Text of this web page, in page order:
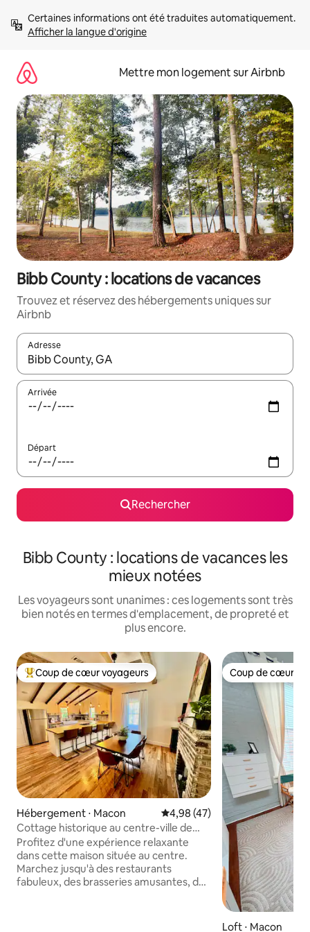
directement
Afficher la langue d'origine
Mettre mon logement sur Airbnb
Bibb County : locations de vacances
Trouvez et réservez des hébergements uniques sur
Airbnb
Adresse
Lorsque les résultats s'affichent, utilisez les flèches vers le
Arrivée
Départ
Rechercher
Bibb County : locations de vacances les
mieux notées
Les voyageurs sont unanimes : ces logements sont très
bien notés en termes d'emplacement, de propreté et
plus encore.
Coups de cœur voyageurs les plus appréciés
Coup de cœur voyageurs
Hébergement ⋅ Macon Évaluation moyenne sur la
4,98 (47)
Cottage historique au centre-ville de
Macon
Profitez d'une expérience relaxante
dans cette maison située au centre.
Marchez jusqu'à des restaurants
fabuleux, des brasseries amusantes, de
Coup de cœur
Coup de cœur
Loft ⋅ Macon